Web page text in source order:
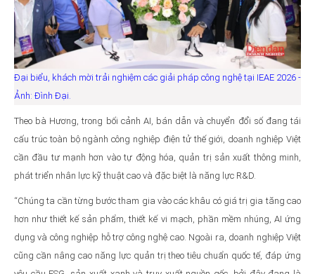
Đại biểu, khách mời trải nghiệm các giải pháp công nghệ tại IEAE 2026 -
Ảnh: Đình Đại.
Theo bà Hương, trong bối cảnh AI, bán dẫn và chuyển đổi số đang tái
cấu trúc toàn bộ ngành công nghiệp điện tử thế giới, doanh nghiệp Việt
cần đầu tư mạnh hơn vào tự động hóa, quản trị sản xuất thông minh,
phát triển nhân lực kỹ thuật cao và đặc biệt là năng lực R&D.
“Chúng ta cần từng bước tham gia vào các khâu có giá trị gia tăng cao
hơn như thiết kế sản phẩm, thiết kế vi mạch, phần mềm nhúng, AI ứng
dụng và công nghiệp hỗ trợ công nghệ cao. Ngoài ra, doanh nghiệp Việt
cũng cần nâng cao năng lực quản trị theo tiêu chuẩn quốc tế, đáp ứng